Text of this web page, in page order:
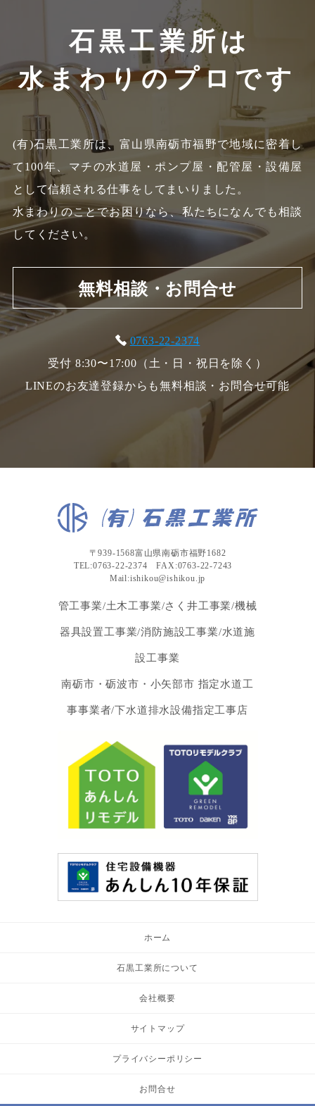
石黒工業所は
水まわりのプロです
(有)石黒工業所は、富山県南砺市福野で地域に密着し
て100年、 マチの水道屋・ポンプ屋・配管屋・設備屋
として信頼される仕事をしてまいりました。
水まわりのことでお困りなら、私たちになんでも相談
してください。
無料相談・お問合せ
0763-22-2374
受付 8:30〜17:00（土・日・祝日を除く）
LINEのお友達登録からも無料相談・お問合せ可能
〒939-1568富山県南砺市福野1682
TEL:0763-22-2374 FAX:0763-22-7243
Mail:ishikou@ishikou.jp
管工事業/土木工事業/さく井工事業/機械
器具設置工事業/消防施設工事業/水道施
設工事業
南砺市・砺波市・小矢部市 指定水道工
事事業者/下水道排水設備指定工事店
ホーム
石黒工業所について
会社概要
サイトマップ
プライバシーポリシー
お問合せ